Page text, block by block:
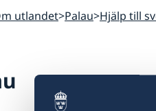
utlandet Palau Hjälp till